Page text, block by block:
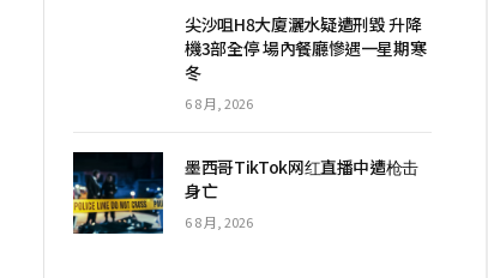
尖沙咀H8大廈灑水疑遭刑毀 升降
機3部全停 場內餐廳慘遇一星期寒
冬
6 8 月, 2026
墨西哥TikTok网红直播中遭枪击
身亡
6 8 月, 2026